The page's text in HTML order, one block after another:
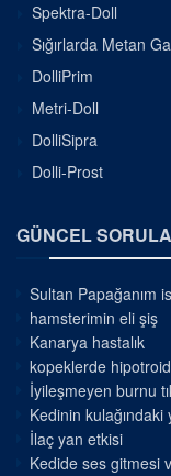
Spektra-Doll
Sığırlarda Metan
DolliPrim
Metri-Doll
DolliSipra
Dolli-Prost
GÜNCEL
Sultan Papağanım
hamsterimin eli şiş
Kanarya hastalık
kopeklerde
İyileşmeyen burnu
Kedinin kulağındaki
İlaç yan etkisi
Kedide ses gitmesi